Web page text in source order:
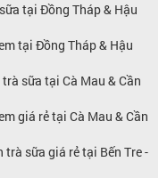
tại Đồng Tháp & Hậu
tại Đồng Tháp & Hậu
sữa tại Cà Mau & Cần
giá rẻ tại Cà Mau & Cần
sữa giá rẻ tại Bến Tre -